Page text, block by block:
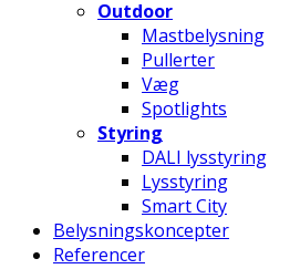
Outdoor
Mastbelysning
Pullerter
Væg
Spotlights
Styring
DALI lysstyring
Lysstyring
Smart City
Belysningskoncepter
Referencer